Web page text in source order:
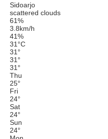
Sidoarjo
scattered clouds
61%
3.8km/h
41%
31 °C
31 °
31 °
31 °
Thu
25°
Fri
24°
Sat
24°
Sun
24°